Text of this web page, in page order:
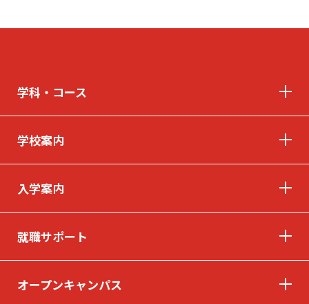
学科・コース
学校案内
入学案内
就職サポート
オープンキャンパス